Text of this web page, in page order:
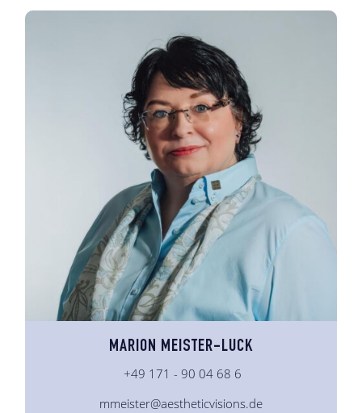
MARION MEISTER-LUCK
+49 171 - 90 04 68 6
mmeister@aestheticvisions.de